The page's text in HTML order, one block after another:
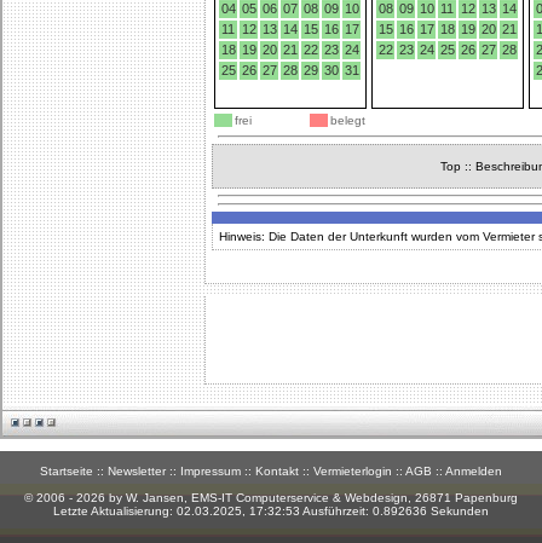
04 05 06 07 08 09 10
11
12 13 14 15 16 17
18 19 20 21 22 23 24
25 26 27 28 29 30 31
08 09 10 11 12 13 14
15 16 17 18 19 20 21
22 23 24 25 26 27 28
frei belegt
Top ::
Hinweis: Die Daten der Unterkunft wurden vom
Startseite :: Newsletter :: Impressum :: Kontakt :: Vermieterlogin :: AGB :: Anmelden
© 2006 - 2026 by W. Jansen, EMS-IT Computerservice & Webdesign, 26871 Papenburg
Letzte Aktualisierung: 02.03.2025, 17:32:53 Ausführzeit: 0.892636 Sekunden